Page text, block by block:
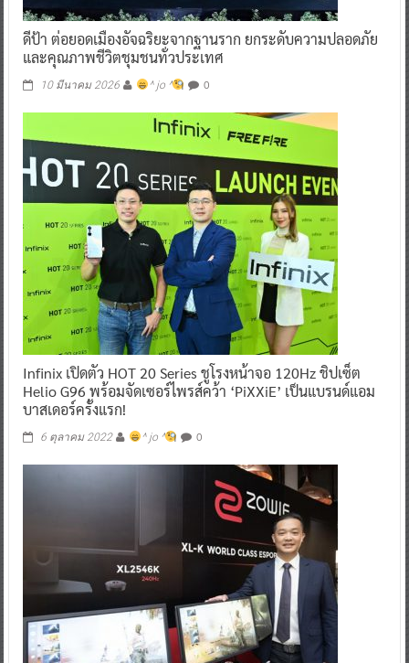
ดีป้า ต่อยอดเมืองอัจฉริยะจากฐานราก ยกระดับความปลอดภัย
และคุณภาพชีวิตชุมชนทั่วประเทศ
10 มีนาคม 2026 ^ jo ^ 0
Infinix เปิดตัว HOT 20 Series ชูโรงหน้าจอ 120Hz ชิปเซ็ต
Helio G96 พร้อมจัดเซอร์ไพรส์คว้า ‘PiXXiE’ เป็นแบรนด์แอม
บาสเดอร์ครั้งแรก!
6 ตุลาคม 2022 ^ jo ^ 0